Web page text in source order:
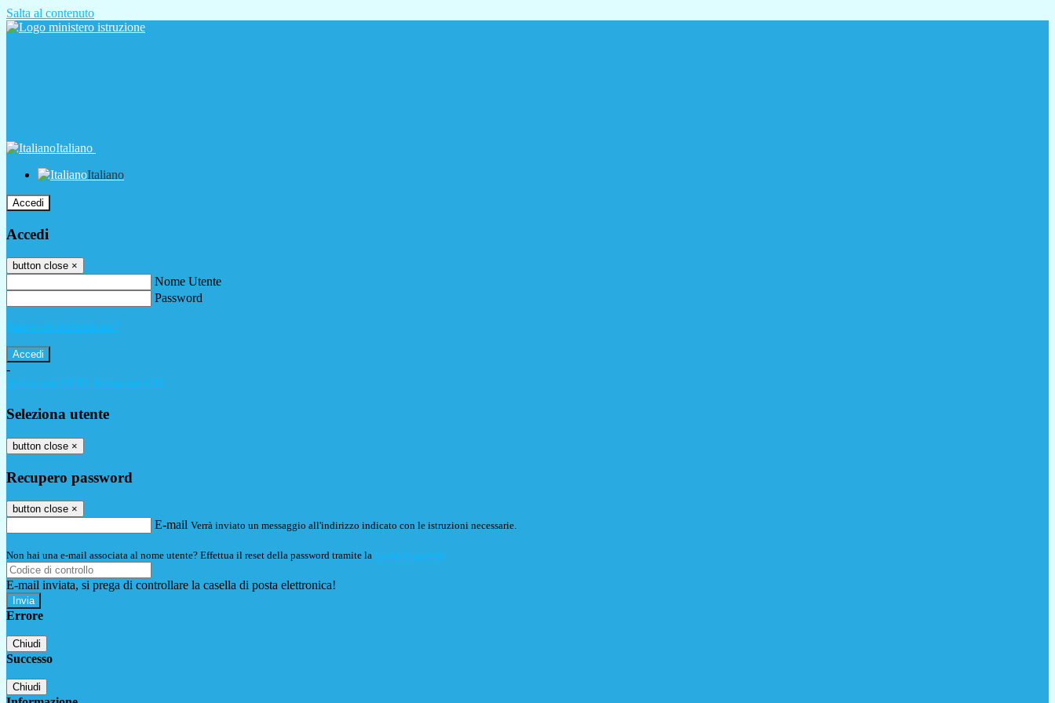
Salta al contenuto
Italiano
Italiano
Accedi
Accedi
button close ×
Nome Utente
Password
Password dimenticata?
-
Entra con SPID
Entra con CIE
Seleziona utente
button close ×
Recupero password
button close ×
E-mail Verrà inviato un messaggio all'indirizzo indicato con le istruzioni necessarie.
Non hai una e-mail associata al nome utente? Effettua il reset della password tramite la Login Spaggiari
E-mail inviata, si prega di controllare la casella di posta elettronica!
Errore
Chiudi
Successo
Chiudi